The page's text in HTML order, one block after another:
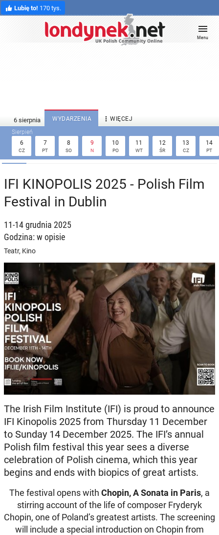
Lubię to! 170 tys.
Menu
WYDARZENIA  WIĘCEJ
6
CZ
7
PT
8
SO
9
N
10
PO
11
WT
12
ŚR
13
CZ
14
PT
IFI KINOPOLIS 2025 - Polish Film
Festival in Dublin
11-14 grudnia 2025
Godzina: w opisie
Teatr, Kino
The Irish Film Institute (IFI) is proud to announce
IFI Kinopolis 2025 from Thursday 11 December
to Sunday 14 December 2025. The IFI’s annual
Polish film festival this year sees a diverse
celebration of Polish cinema, which this year
begins and ends with biopics of great artists.
The festival opens with Chopin, A Sonata in Paris, a
stirring account of the life of composer Fryderyk
Chopin, one of Poland’s greatest artists. The screening
will include a special introduction on Chopin from